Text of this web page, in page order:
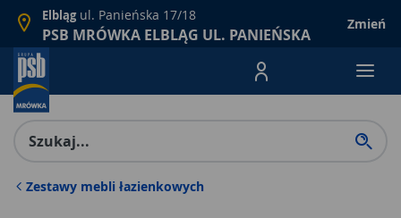
Elbląg ul. Panieńska 17/18
PSB MRÓWKA ELBLĄG UL. PANIEŃSKA
Zmień
Menu Produktów,
Zestawy mebli łazienkowych